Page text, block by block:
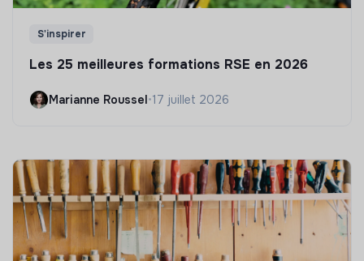
S'inspirer
Les 25 meilleures formations RSE en 2026
Marianne Roussel•17 juillet 2026